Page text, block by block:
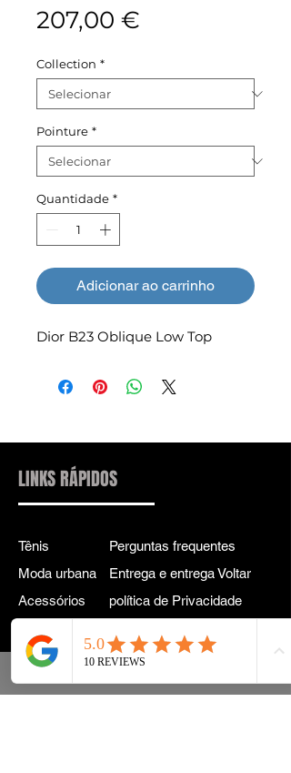
207,00 €
Collection *
Pointure *
Quantidade *
Adicionar ao carrinho
Dior B23 Oblique Low Top
LINKS RÁPIDOS
Tênis
Moda urbana
Acessórios
Perguntas frequentes
Entrega e entrega Voltar
política de Privacidade
Termos
CONTATO PARA